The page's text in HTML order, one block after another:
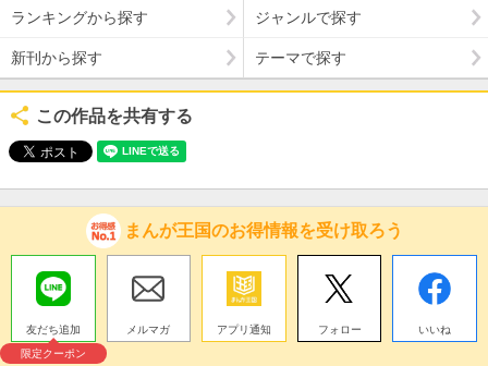
ランキングから探す ジャンルで探す
新刊から探す テーマで探す
この作品を共有する
まんが王国のお得情報を受け取ろう
友だち追加
限定クーポン
メルマガ アプリ通知 フォロー いいね